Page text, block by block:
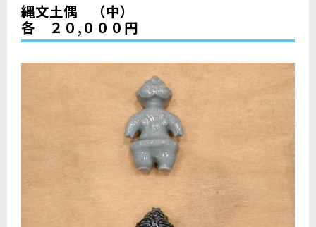
縄文土偶 （中）
各 ２０,０００円